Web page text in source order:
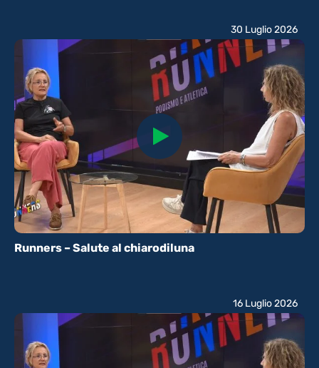
Runners – Salute al chiarodiluna
30 Luglio 2026
16 Luglio 2026